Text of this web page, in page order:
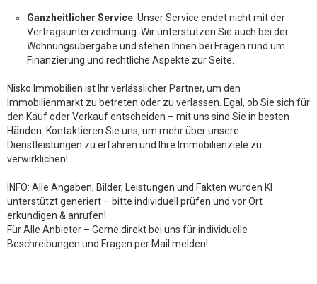
Ganzheitlicher Service: Unser Service endet nicht mit der
Vertragsunterzeichnung. Wir unterstützen Sie auch bei der
Wohnungsübergabe und stehen Ihnen bei Fragen rund um
Finanzierung und rechtliche Aspekte zur Seite.
Nisko Immobilien ist Ihr verlässlicher Partner, um den
Immobilienmarkt zu betreten oder zu verlassen. Egal, ob Sie sich für
den Kauf oder Verkauf entscheiden – mit uns sind Sie in besten
Händen. Kontaktieren Sie uns, um mehr über unsere
Dienstleistungen zu erfahren und Ihre Immobilienziele zu
verwirklichen!
INFO: Alle Angaben, Bilder, Leistungen und Fakten wurden KI
unterstützt generiert – bitte individuell prüfen und vor Ort
erkundigen & anrufen!
Für Alle Anbieter – Gerne direkt bei uns für individuelle
Beschreibungen und Fragen per Mail melden!